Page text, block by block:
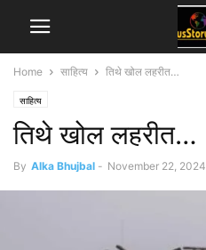
Home साहित्य तिथे खोल लहरीत…
साहित्य
तिथे खोल लहरीत…
By Alka Bhujbal - November 22, 2024